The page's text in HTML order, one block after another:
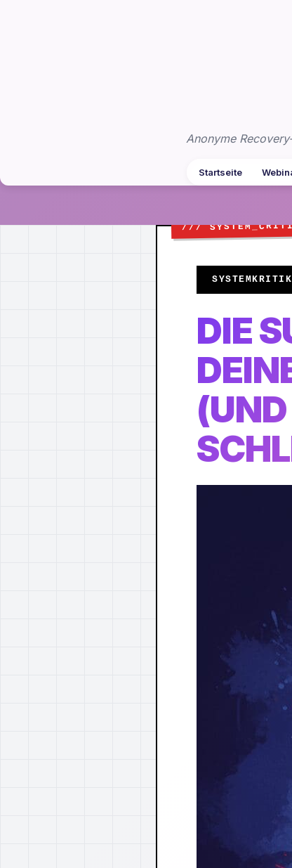
Anonyme
Startseite
DIE